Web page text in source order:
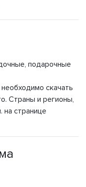
подарочные
скачать
Страны и регионы,
на странице